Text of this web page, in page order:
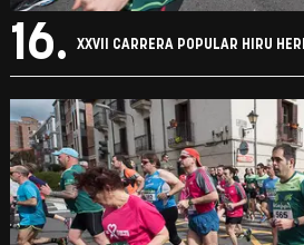
16. XXVII CARRERA POPULAR HIRU